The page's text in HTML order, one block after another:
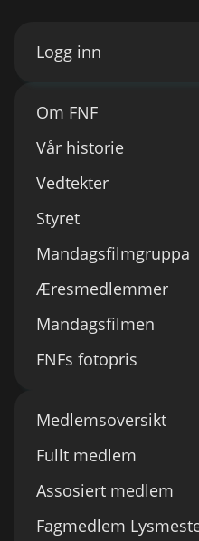
Om FNF
Vår historie
Vedtekter
Styret
Mandagsfilmgruppa
Æresmedlemmer
Mandagsfilmen
FNFs fotopris
Medlemsoversikt
Fullt medlem
Assosiert medlem
Fagmedlem
Logg inn